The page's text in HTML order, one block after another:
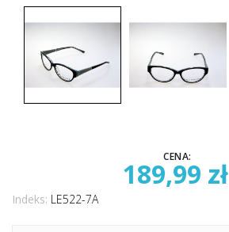
CENA:
189,99 zł
Indeks: LE522-7A